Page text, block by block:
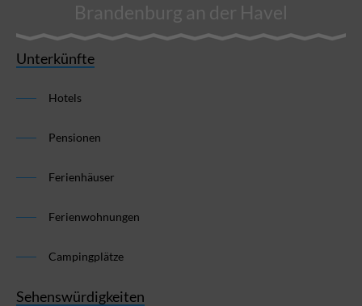
Brandenburg an der Havel
Unterkünfte
Hotels
Pensionen
Ferienhäuser
Ferienwohnungen
Campingplätze
Sehenswürdigkeiten